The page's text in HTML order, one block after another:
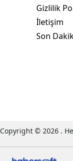
Gizlilik
İletişim
Son
Copyright © 2026 .